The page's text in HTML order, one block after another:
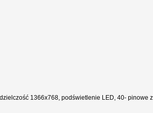
1366x768, podświetlenie LED, 40-